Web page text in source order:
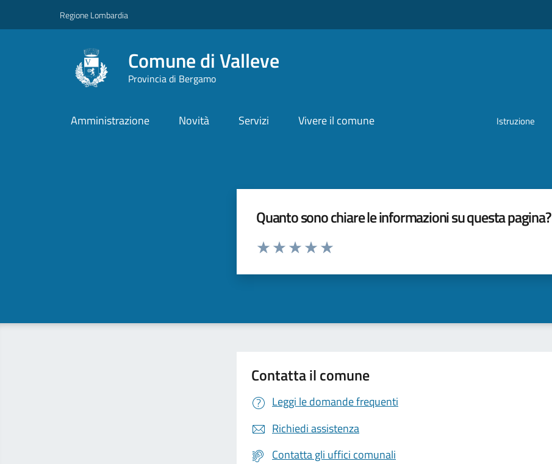
Regione Lombardia
Comune di Valleve
Provincia di Bergamo
Amministrazione Novità Servizi Vivere il comune Istruzione
Quanto sono chiare le informazioni su questa pagina?
Valuta da 1 a 5 stelle la pagina
Contatta il comune
Leggi le domande frequenti
Richiedi assistenza
Contatta gli uffici comunali